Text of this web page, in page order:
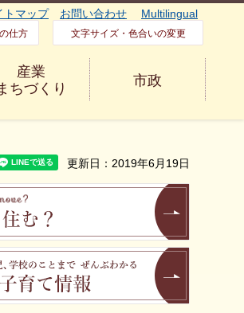
トマップ お問い合わせ Multilingual
仕方 文字サイズ・色合いの変更
産業
ちづくり
市政
更新日：2019年6月19日